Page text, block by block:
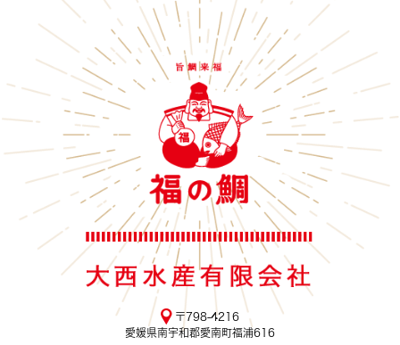
〒798-4216
愛媛県南宇和郡愛南町福浦616